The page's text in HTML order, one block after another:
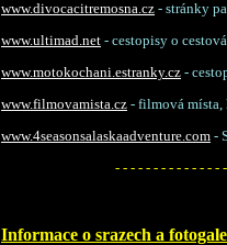
www.divocacitremosna.cz - stránky
www.ultimad.net - cestopisy o
www.motokochani.estranky.cz -
www.filmovamista.cz - filmová místa,
www.4seasonsalaskaadventure.com -
- - - - - - - - - - - - - -
Informace o srazech a